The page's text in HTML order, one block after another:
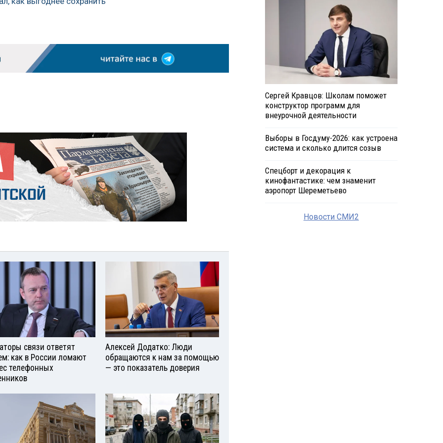
связи ответят
как в России ломают
телефонных
Алексей Додатко: Люди
обращаются к нам за помощью
— это показатель доверия
Сергей Кравцов: Школам поможет
конструктор программ для
внеурочной деятельности
Выборы в Госдуму-2026: как устроена
система и сколько длится созыв
Спецборт и декорация к
кинофантастике: чем знаменит
аэропорт Шереметьево
Новости СМИ2